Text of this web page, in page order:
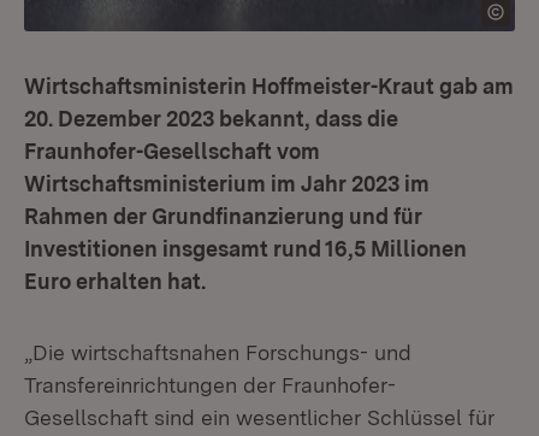
Wirtschaftsministerin Hoffmeister-Kraut gab am
20. Dezember 2023 bekannt, dass die
Fraunhofer-Gesellschaft vom
Wirtschaftsministerium im Jahr 2023 im
Rahmen der Grundfinanzierung und für
Investitionen insgesamt rund 16,5 Millionen
Euro erhalten hat.
„Die wirtschaftsnahen Forschungs- und
Transfereinrichtungen der Fraunhofer-
Gesellschaft sind ein wesentlicher Schlüssel für